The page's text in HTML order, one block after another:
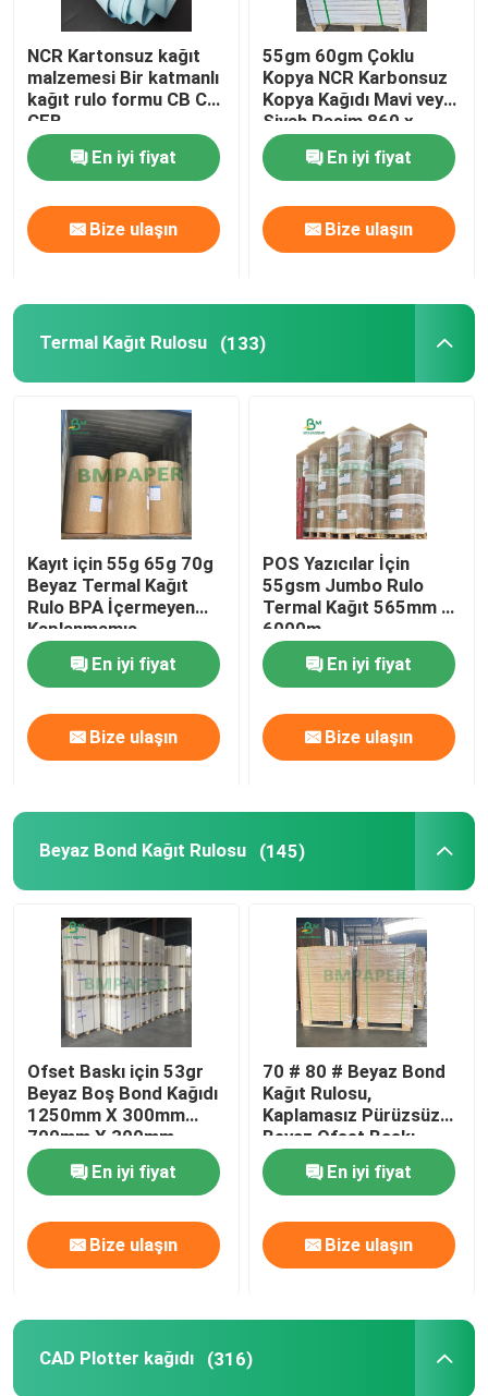
Oluklu Mukavva Levhalar
Yapışkanlı Etiket Kağıdı
MG kraft kağıdı
Bristol Kağıt Karton
NCR Kartonsuz kağıt
malzemesi Bir katmanlı
kağıt rulo formu CB CF
CFB
En iyi fiyat
Bize ulaşın
55gm 60gm Çoklu
Kopya NCR Karbonsuz
Kopya Kağıdı Mavi veya
Siyah Resim 860 x
610mm
En iyi fiyat
Bize ulaşın
Termal Kağıt Rulosu (133)
Kayıt için 55g 65g 70g
Beyaz Termal Kağıt
Rulo BPA İçermeyen
Kaplanmamış
En iyi fiyat
Bize ulaşın
POS Yazıcılar İçin
55gsm Jumbo Rulo
Termal Kağıt 565mm X
6000m
En iyi fiyat
Bize ulaşın
Beyaz Bond Kağıt Rulosu (145)
Ofset Baskı için 53gr
Beyaz Boş Bond Kağıdı
1250mm X 300mm
700mm X 300mm
En iyi fiyat
Bize ulaşın
70 # 80 # Beyaz Bond
Kağıt Rulosu,
Kaplamasız Pürüzsüz
Beyaz Ofset Baskı
Kağıdı
En iyi fiyat
Bize ulaşın
CAD Plotter kağıdı (316)